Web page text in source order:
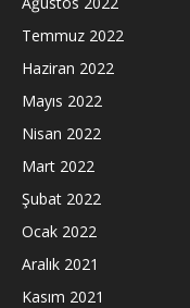
Temmuz 2022
Haziran 2022
Mayıs 2022
Nisan 2022
Mart 2022
Şubat 2022
Ocak 2022
Aralık 2021
Kasım 2021